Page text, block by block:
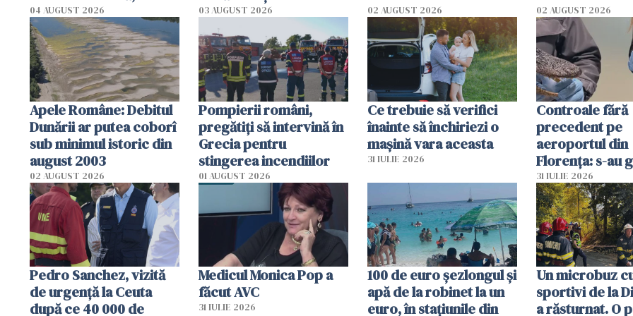
cm faţă de ziua trecută
04 AUGUST 2026
România resimte
efectele, deși a plouat
în iulie
03 AUGUST 2026 02 AUGUST 2026 02 AUGUST 2026
Apele Române: Debitul
Dunării ar putea coborî
sub minimul istoric din
august 2003
02 AUGUST 2026
Pompierii români,
pregătiţi să intervină în
Grecia pentru
stingerea incendiilor
01 AUGUST 2026
Ce trebuie să verifici
înainte să închiriezi o
mașină vara aceasta
31 IULIE 2026
Controale fără
precedent pe
aeroportul din
Florența: s-au
capete de
sumă imensă
31 IULIE 2026
Pedro Sanchez, vizită
de urgență la Ceuta
după ce 40 000 de
Medicul Monica Pop a
făcut AVC
31 IULIE 2026
100 de euro șezlongul și
apă de la robinet la un
euro, în stațiunile din
Un microbuz
sportivi de la
a răsturnat. O